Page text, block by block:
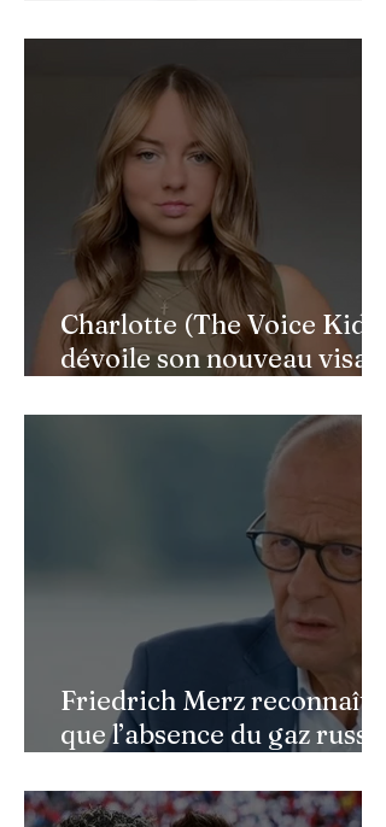
héros de l'ombre
Charlotte (The Voice Kids)
dévoile son nouveau visage
faciale : une renaissance
bouleversante pour ses 16
Friedrich Merz reconnaît
que l’absence du gaz russe
l’économie allemande